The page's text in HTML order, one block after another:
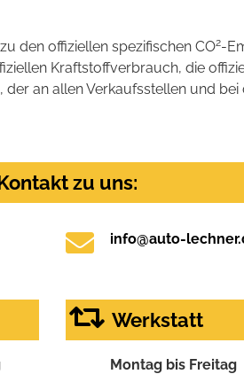
den offiziellen spezifischen CO2-
Kraftstoffverbrauch, die
an allen Verkaufsstellen und
zu uns:
info@auto-
Werkstatt
Montag bis Freitag